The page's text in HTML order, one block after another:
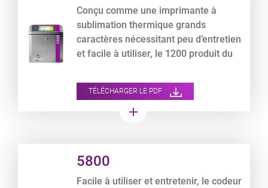
Conçu comme une imprimante à
sublimation thermique grands
caractères nécessitant peu d’entretien
et facile à utiliser, le 1200 produit du
haute résolution ainsi que des codes à
barres 100 % lisibles.
TÉLÉCHARGER LE PDF
add
5800
Facile à utiliser et entretenir, le codeur